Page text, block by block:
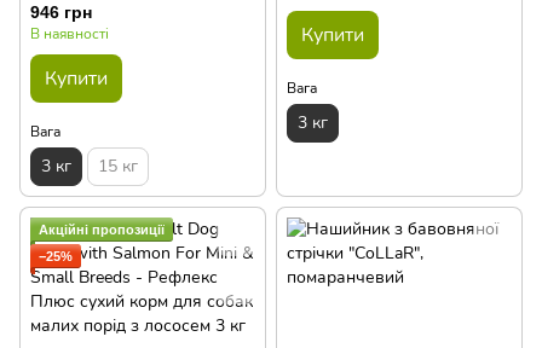
946 грн
В наявності
Купити
Вага
3 кг 15 кг
Купити
Вага
3 кг
Акційні пропозиції
−25%